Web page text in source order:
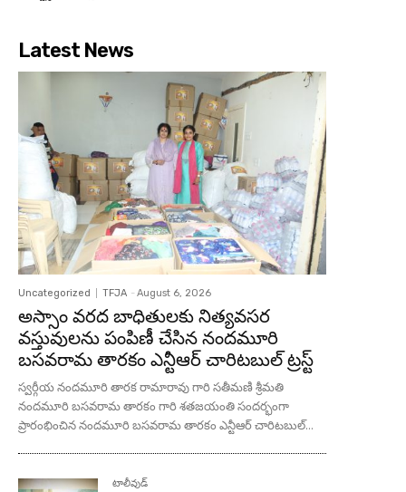
Latest News
Uncategorized TFJA - August 6, 2026
అస్సాం వరద బాధితులకు నిత్యవసర
వస్తువులను పంపిణీ చేసిన నందమూరి
బసవరామ తారకం ఎన్టీఆర్ చారిటబుల్ ట్రస్ట్
స్వర్గీయ నందమూరి తారక రామారావు గారి సతీమణి శ్రీమతి
నందమూరి బసవరామ తారకం గారి శతజయంతి సందర్భంగా
ప్రారంభించిన నందమూరి బసవరామ తారకం ఎన్టీఆర్ చారిటబుల్...
టాలీవుడ్